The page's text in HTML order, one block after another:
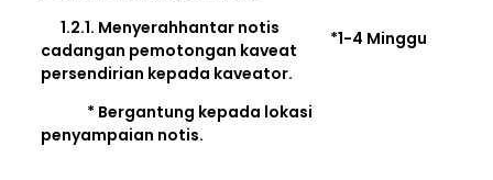
1.2.1. Menyerahhantar notis
cadangan pemotongan kaveat
persendirian kepada kaveator.
* Bergantung kepada lokasi
penyampaian notis.
*1-4 Minggu